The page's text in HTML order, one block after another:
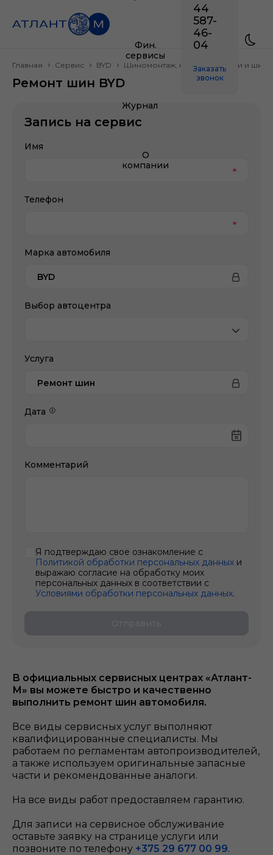
Фин.
сервисы
Журнал
О
компании
44
587-
46-
04
Заказать
звонок
Главная Сервис BYD Шиномонтаж, колесные диски и шины
Ремонт шин BYD
В официальных сервисных центрах «Атлант-
М» вы можете быстро и качественно
выполнить ремонт шин автомобиля.
Все виды сервисных услуг выполняют
квалифицированные специалисты. Мы
работаем по регламентам автопроизводителей,
а также используем оригинальные запасные
части и рекомендованные аналоги.
На все виды работ предоставляем гарантию.
Для записи на сервисное обслуживание
оставьте заявку на странице услуги или
позвоните по телефону +375 29 677 00 99.
Запись на сервис
Имя
Телефон
Марка автомобиля
BYD
Выбор автоцентра
Услуга
Ремонт шин
Дата
Комментарий
Я подтверждаю свое ознакомление с
Политикой обработки персональных данных и
выражаю согласие на обработку моих
персональных данных в соответствии с
Условиями обработки персональных данных.